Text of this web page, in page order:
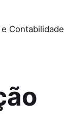
Contabilidade